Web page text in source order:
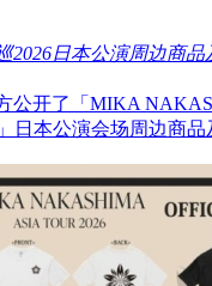
2026日本公演周边商
公开了「MIKA
日本公演会场周边商品